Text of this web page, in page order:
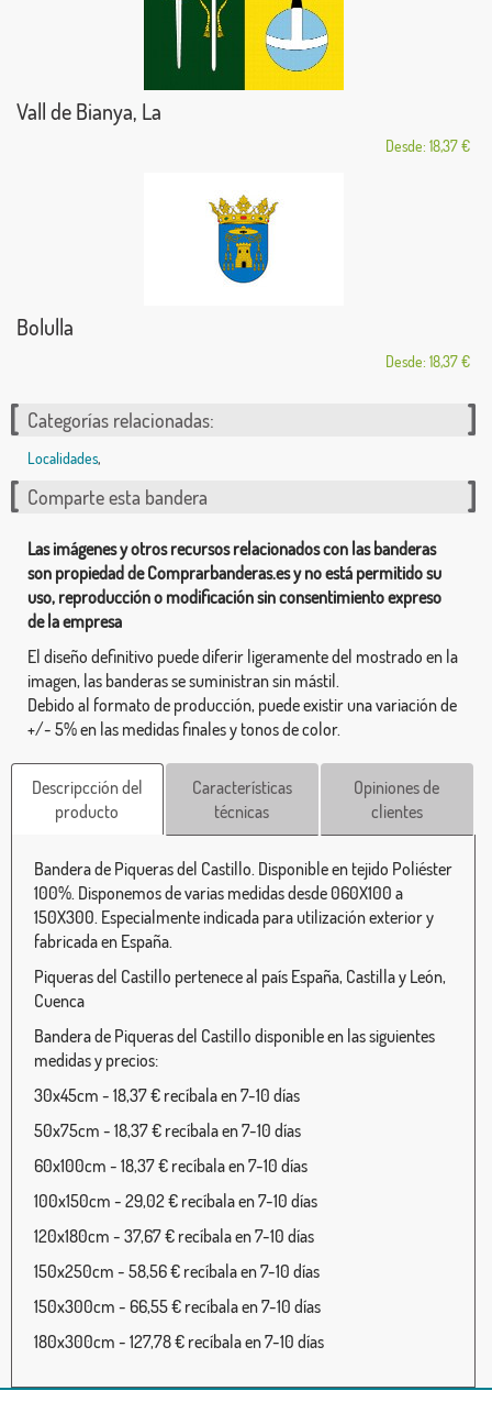
Vall de Bianya, La
Desde: 18,37 €
Bolulla
Desde: 18,37 €
Categorías relacionadas:
Localidades,
Comparte esta bandera
Las imágenes y otros recursos relacionados con las banderas
son propiedad de Comprarbanderas.es y no está permitido su
uso, reproducción o modificación sin consentimiento expreso
de la empresa
El diseño definitivo puede diferir ligeramente del mostrado en la
imagen, las banderas se suministran sin mástil.
Debido al formato de producción, puede existir una variación de
+/- 5% en las medidas finales y tonos de color.
Descripcción del
producto
Características
técnicas
Opiniones de
clientes
Bandera de Piqueras del Castillo. Disponible en tejido Poliéster
100%. Disponemos de varias medidas desde 060X100 a
150X300. Especialmente indicada para utilización exterior y
fabricada en España.
Piqueras del Castillo pertenece al país España, Castilla y León,
Cuenca
Bandera de Piqueras del Castillo disponible en las siguientes
medidas y precios:
30x45cm - 18,37 € recíbala en 7-10 días
50x75cm - 18,37 € recíbala en 7-10 días
60x100cm - 18,37 € recíbala en 7-10 días
100x150cm - 29,02 € recíbala en 7-10 días
120x180cm - 37,67 € recíbala en 7-10 días
150x250cm - 58,56 € recíbala en 7-10 días
150x300cm - 66,55 € recíbala en 7-10 días
180x300cm - 127,78 € recíbala en 7-10 días